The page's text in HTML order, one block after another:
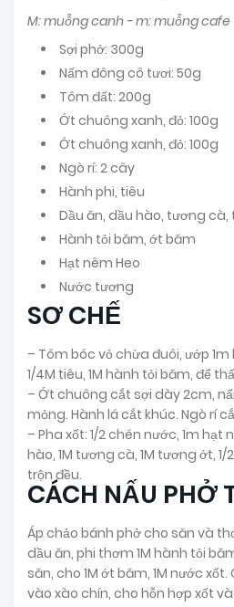
M: muỗng canh - m: muỗng cafe
Sợi phở: 300g
Nấm đông cô tươi: 50g
Tôm đất: 200g
Ớt chuông xanh, đỏ: 100g
Ớt chuông xanh, đỏ: 100g
Ngò rí: 2 cây
Hành phi, tiêu
Dầu ăn, dầu hào, tương
Hành tỏi băm, ớt băm
Hạt nêm Heo
Nước tương
SƠ CHẾ
– Tôm bóc vỏ chừa đuôi, ướp
1/4M tiêu, 1M hành tỏi băm, để
– Ớt chuông cắt sợi dày 2cm,
mỏng. Hành lá cắt khúc. Ngò rí
– Pha xốt: 1/2 chén nước, 1m hạt
hào, 1M tương cà, 1M tương ớt,
trộn đều.
CÁCH NẤU PHỞ
Áp chảo bánh phở cho săn và
dầu ăn, phi thơm 1M hành tỏi
săn, cho 1M ớt băm, 1M nước
vào xào chín, cho hỗn hợp xốt